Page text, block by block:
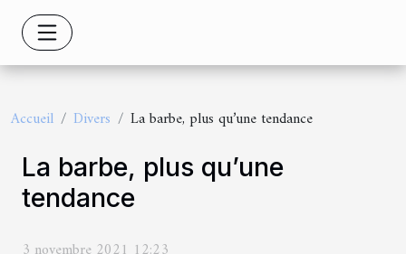
Accueil Divers La barbe, plus qu’une tendance
La barbe, plus qu’une
tendance